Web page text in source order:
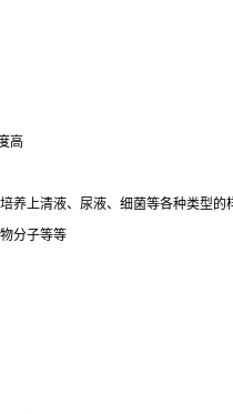
高
养上清液、尿液、细菌等各种类型的
分子等等